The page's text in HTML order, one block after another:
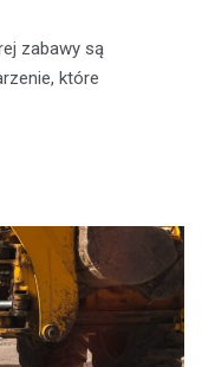
zabawy są
które